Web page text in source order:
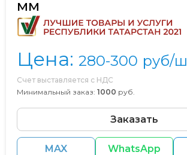
мм
Цена: 280-300 руб/
Счет выставляется с НДС
Минимальный заказ: 1000 руб.
Заказать
MAX WhatsApp